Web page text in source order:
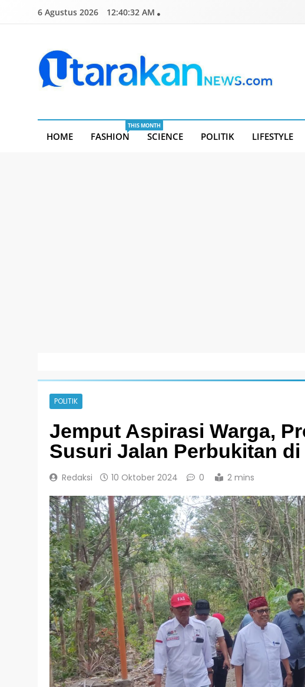
6 Agustus 2026 12:40:33 AM
HOME FASHION
THIS MONTH
SCIENCE POLITIK LIFESTYLE
POLITIK
Jemput Aspirasi Warga,
Susuri Jalan Perbukitan
Redaksi 10 Oktober 2024 0 2 mins